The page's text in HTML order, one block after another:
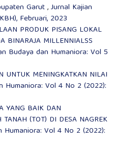
Garut,Jurnal Kajian
Februari, 2023
PRODUK PISANG LOKAL
BINARAJA MILLENNIALSS
Budaya dan Humaniora: Vol 5
UNTUK MENINGKATKAN NILAI
Humaniora: Vol 4 No 2 (2022):
YANG BAIK DAN
(TOT) DI DESA NAGREK
Humaniora: Vol 4 No 2 (2022):